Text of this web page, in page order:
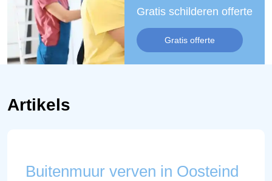
Gratis schilderen offerte
Gratis offerte
Artikels
Buitenmuur verven in Oosteind